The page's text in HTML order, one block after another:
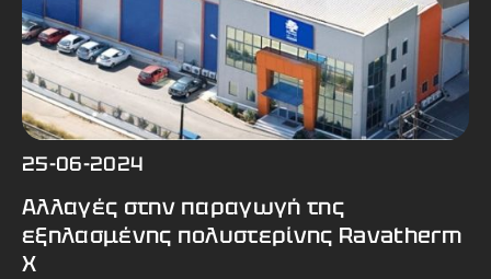
25-06-2024
Αλλαγές στην παραγωγή της
εξηλασμένης πολυστερίνης Ravatherm
X